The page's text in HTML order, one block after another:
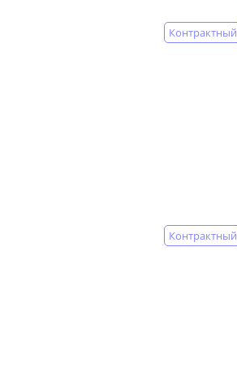
Контрактный
Контрактный